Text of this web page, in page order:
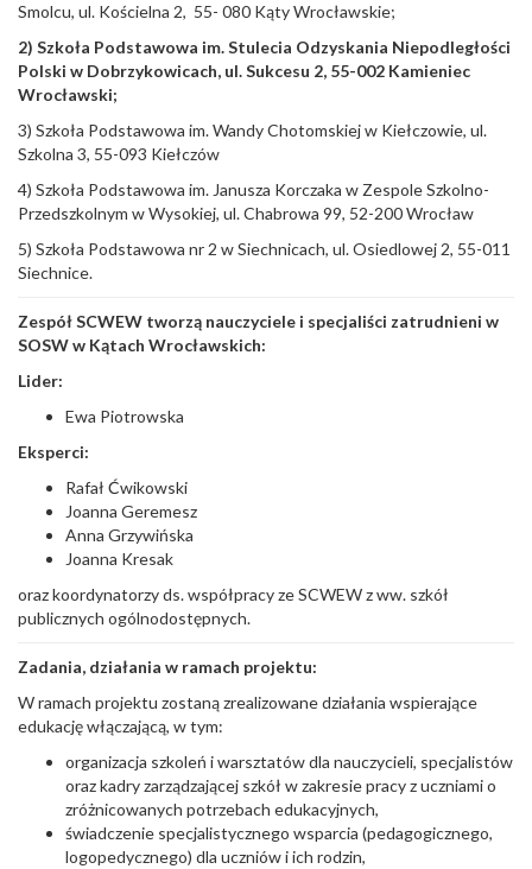
Smolcu, ul. Kościelna 2, 55- 080 Kąty Wrocławskie;
2) Szkoła Podstawowa im. Stulecia Odzyskania Niepodległości
Polski w Dobrzykowicach, ul. Sukcesu 2, 55-002 Kamieniec
Wrocławski;
3) Szkoła Podstawowa im. Wandy Chotomskiej w Kiełczowie, ul.
Szkolna 3, 55-093 Kiełczów
4) Szkoła Podstawowa im. Janusza Korczaka w Zespole Szkolno-
Przedszkolnym w Wysokiej, ul. Chabrowa 99, 52-200 Wrocław
5) Szkoła Podstawowa nr 2 w Siechnicach, ul. Osiedlowej 2, 55-011
Siechnice.
Zespół SCWEW tworzą nauczyciele i specjaliści zatrudnieni w
SOSW w Kątach Wrocławskich:
Lider:
Ewa Piotrowska
Eksperci:
Rafał Ćwikowski
Joanna Geremesz
Anna Grzywińska
Joanna Kresak
oraz koordynatorzy ds. współpracy ze SCWEW z ww. szkół
publicznych ogólnodostępnych.
Zadania, działania w ramach projektu:
W ramach projektu zostaną zrealizowane działania wspierające
edukację włączającą, w tym:
organizacja szkoleń i warsztatów dla nauczycieli, specjalistów
oraz kadry zarządzającej szkół w zakresie pracy z uczniami o
zróżnicowanych potrzebach edukacyjnych,
świadczenie specjalistycznego wsparcia (pedagogicznego,
logopedycznego) dla uczniów i ich rodzin,